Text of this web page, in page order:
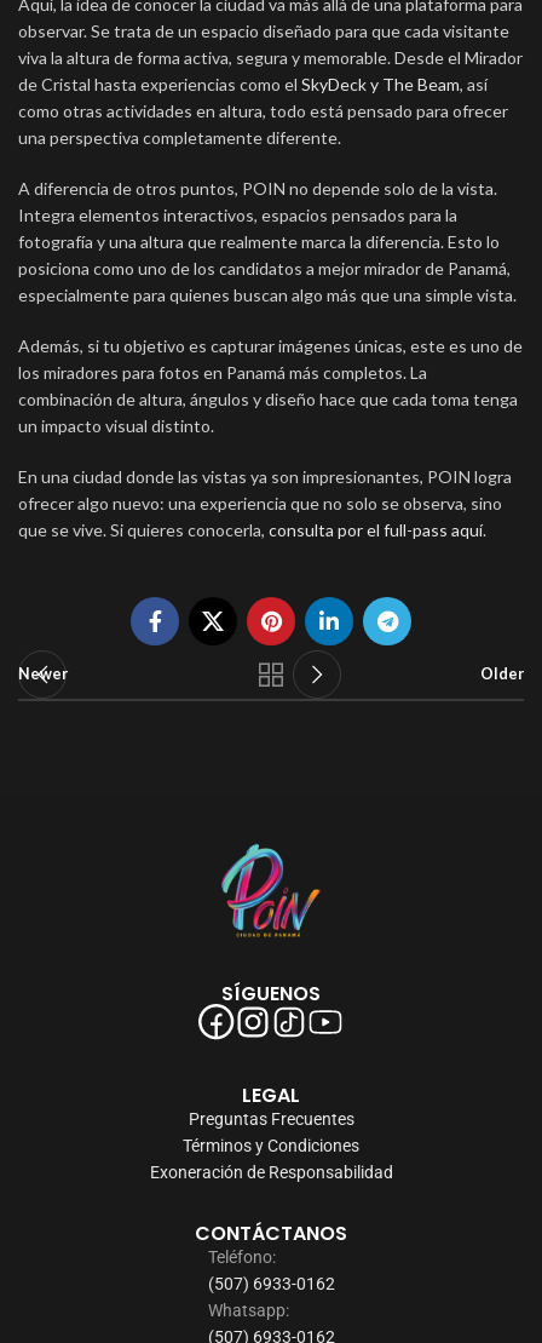
Aquí, la idea de conocer la ciudad va más allá de una plataforma para
observar. Se trata de un espacio diseñado para que cada visitante
viva la altura de forma activa, segura y memorable. Desde el Mirador
de Cristal hasta experiencias como el SkyDeck y The Beam, así
como otras actividades en altura, todo está pensado para ofrecer
una perspectiva completamente diferente.
A diferencia de otros puntos, POIN no depende solo de la vista.
Integra elementos interactivos, espacios pensados para la
fotografía y una altura que realmente marca la diferencia. Esto lo
posiciona como uno de los candidatos a mejor mirador de Panamá,
especialmente para quienes buscan algo más que una simple vista.
Además, si tu objetivo es capturar imágenes únicas, este es uno de
los miradores para fotos en Panamá más completos. La
combinación de altura, ángulos y diseño hace que cada toma tenga
un impacto visual distinto.
En una ciudad donde las vistas ya son impresionantes, POIN logra
ofrecer algo nuevo: una experiencia que no solo se observa, sino
que se vive. Si quieres conocerla, consulta por el full-pass aquí.
Newer Older
SÍGUENOS
LEGAL
Preguntas Frecuentes
Términos y Condiciones
Exoneración de Responsabilidad
CONTÁCTANOS
Teléfono:
(507) 6933-0162
Whatsapp:
(507) 6933-0162